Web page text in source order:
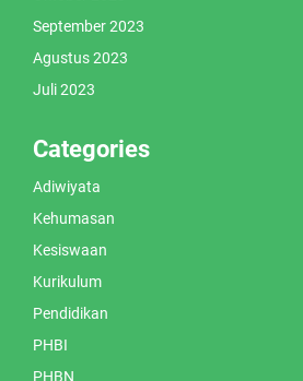
September 2023
Agustus 2023
Juli 2023
Categories
Adiwiyata
Kehumasan
Kesiswaan
Kurikulum
Pendidikan
PHBI
PHBN